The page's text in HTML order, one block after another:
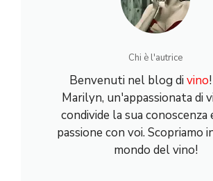
Chi è l'autrice
Benvenuti nel blog divino
Marilyn, un'appassionata di
condivide la sua conoscenza
passione con voi. Scopriamo
mondo del vino!